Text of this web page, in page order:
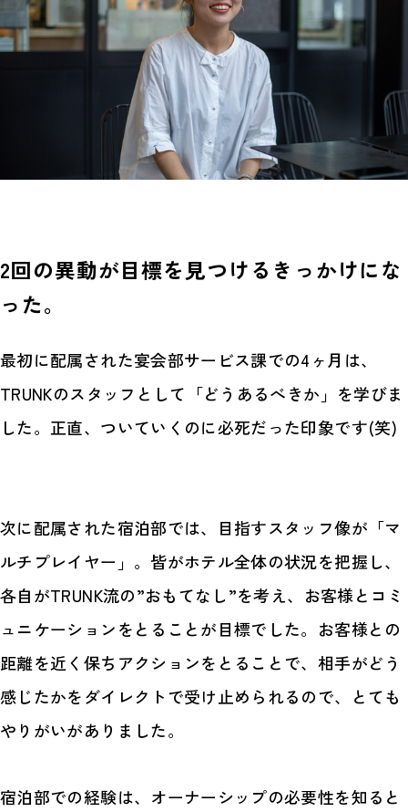
2回の異動が目標を見つけるきっかけにな
った。
最初に配属された宴会部サービス課での4ヶ月は、
TRUNKのスタッフとして「どうあるべきか」を学びま
した。正直、ついていくのに必死だった印象です(笑)
次に配属された宿泊部では、目指すスタッフ像が「マ
ルチプレイヤー」。皆がホテル全体の状況を把握し、
各自がTRUNK流の”おもてなし”を考え、お客様とコミ
ュニケーションをとることが目標でした。お客様との
距離を近く保ちアクションをとることで、相手がどう
感じたかをダイレクトで受け止められるので、とても
やりがいがありました。
宿泊部での経験は、オーナーシップの必要性を知ると